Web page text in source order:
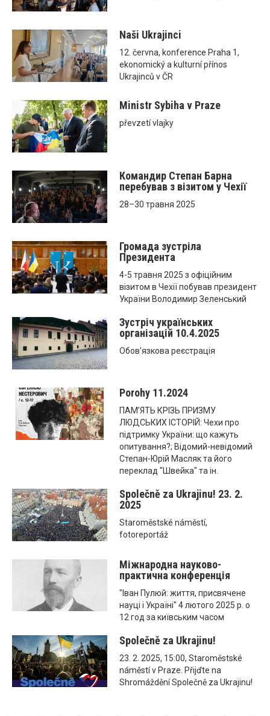
Naši Ukrajinci
12. června, konference Praha 1,
ekonomický a kulturní přínos
Ukrajinců v ČR
Ministr Sybiha v Praze
převzetí vlajky
Командир Степан Барна
перебував з візитом у Чехії
28–30 травня 2025
Громада зустріла
Президента
4-5 травня 2025 з офіційним
візитом в Чехії побував президент
України Володимир Зеленський
Зустріч українських
організацій 10.4.2025
Обов'язкова реєстрація
Porohy 11.2024
ПАМ’ЯТЬ КРІЗЬ ПРИЗМУ
ЛЮДСЬКИХ ІСТОРІЙ: Чехи про
підтримку України: що кажуть
опитування?; Відомий-невідомий
Степан-Юрій Масляк та його
переклад "Швейка" та ін.
Společně za Ukrajinu! 23. 2.
2025
Staroměstské náměstí,
fotoreportáž
Міжнародна науково-
практична конференція
"Іван Пулюй: життя, присвячене
науці і Україні" 4 лютого 2025 р. о
12 год за київським часом
Společně za Ukrajinu!
23. 2. 2025, 15:00, Staroměstské
náměstí v Praze. Přijďte na
Shromáždění Společně za Ukrajinu!